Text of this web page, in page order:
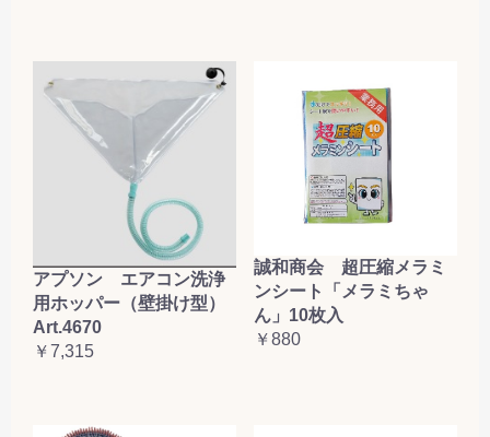
アプソン エアコン洗浄
用ホッパー（壁掛け型）
Art.4670
￥7,315
誠和商会 超圧縮メラミ
ンシート「メラミちゃ
ん」10枚入
￥880